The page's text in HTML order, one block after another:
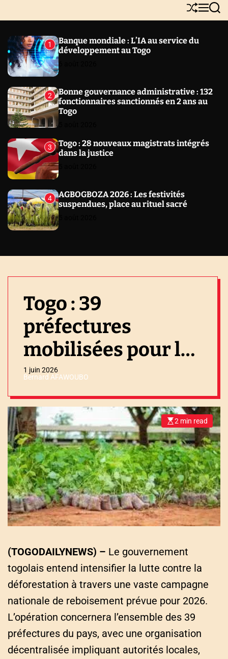
S
S
h
l
M
e
S
e
1
Banque mondiale : L’IA au service du
développement au Togo
2
Bonne gouvernance administrative : 132
fonctionnaires sanctionnés en 2 ans au
Togo
3
Togo : 28 nouveaux magistrats intégrés
dans la justice
4
AGBOGBOZA 2026 : Les festivités
suspendues, place au rituel sacré
Togo : 39
préfectures
mobilisées pour la
campagne de
reboisement 2026
1 juin 2026
Bernard AFAWOUBO
E
s
t
i
m
a
t
e
d
r
e
a
d
t
i
2 min read
(TOGODAILYNEWS) – Le gouvernement
togolais entend intensifier la lutte contre la
déforestation à travers une vaste campagne
nationale de reboisement prévue pour 2026.
L’opération concernera l’ensemble des 39
préfectures du pays, avec une organisation
décentralisée impliquant autorités locales,